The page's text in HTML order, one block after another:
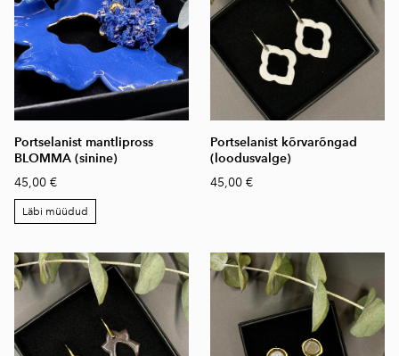
Portselanist mantlipross
BLOMMA (sinine)
45,00 €
Läbi müüdud
Portselanist kõrvarõngad
(loodusvalge)
45,00 €